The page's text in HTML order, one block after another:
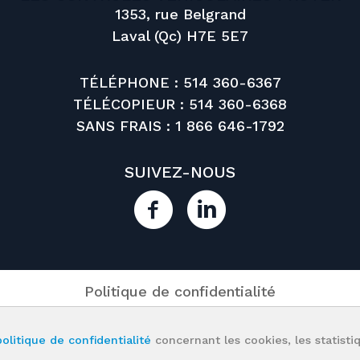
1353, rue Belgrand
Laval (Qc) H7E 5E7
TÉLÉPHONE : 514 360-6367
TÉLÉCOPIEUR : 514 360-6368
SANS FRAIS : 1 866 646-1792
SUIVEZ-NOUS
Politique de confidentialité
Tous droits réservés.KO Design Web
de confidentialité concernant les cookies, les